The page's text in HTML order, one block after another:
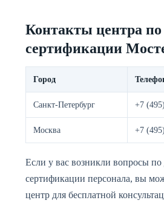
Контакты центра по
сертификации
Город
Санкт-Петербург +7
Москва +7
Если у вас возникли вопросы по
сертификации персонала, вы
центр для бесплатной